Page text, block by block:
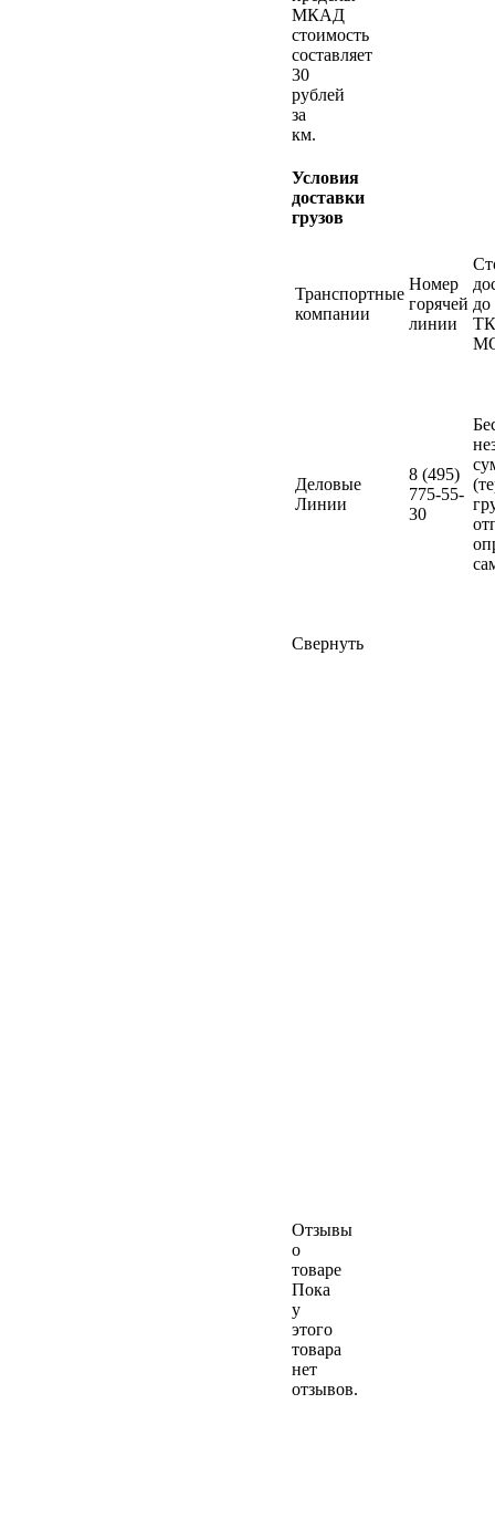
МКАД
стоимость
составляет
30
рублей
за
км.
Условия
доставки
грузов
Транспортные
компании
Номер
горячей
линии
до
Деловые
Линии
8 (495)
775-55-
30
Свернуть
Отзывы
о
товаре
Пока
у
этого
товара
нет
отзывов.